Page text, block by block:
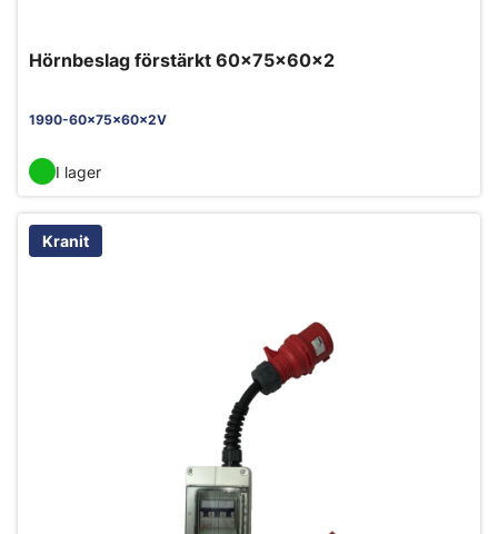
Hörnbeslag förstärkt 60x75x60x2
1990-60x75x60x2V
I lager
Kranit